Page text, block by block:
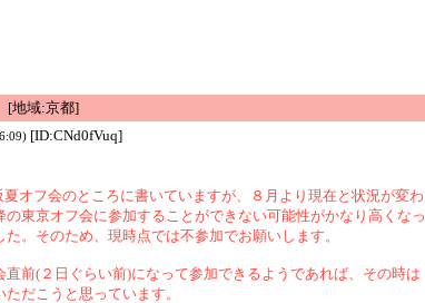
[地域:京都]
[ID:CNd0fVuq]
夏オフ会のところに書いていますが、８月より現在と状況が変わ
の東京オフ会に参加することができない可能性がかなり高くなっ
た。そのため、現時点では不参加でお願いします。
直前(２日ぐらい前)になって参加できるようであれば、その時は
だこうと思っています。